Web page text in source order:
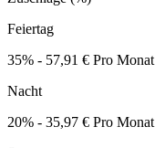
Feiertag
35% - 57,91 € Pro Monat
Nacht
20% - 35,97 € Pro Monat